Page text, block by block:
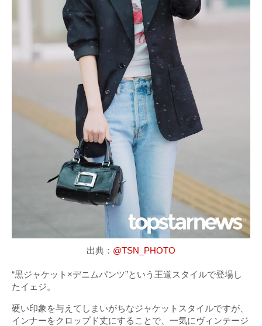
出典： @TSN_PHOTO
“黒ジャケット×デニムパンツ”という王道スタイルで登場し
たイェジ。
硬い印象を与えてしまいがちなジャケットスタイルですが、
インナーをクロップド丈にすることで、一気にヴィンテージ